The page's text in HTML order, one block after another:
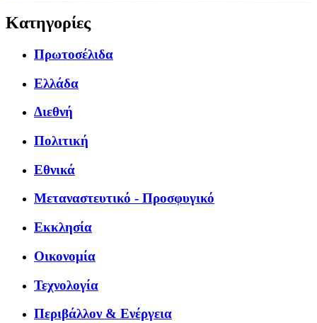
Κατηγορίες
Πρωτοσέλιδα
Ελλάδα
Διεθνή
Πολιτική
Εθνικά
Μεταναστευτικό - Προσφυγικό
Εκκλησία
Οικονομία
Τεχνολογία
Περιβάλλον & Ενέργεια